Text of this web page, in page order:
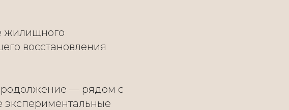
жилищного
восстановления
— рядом с
экспериментальные